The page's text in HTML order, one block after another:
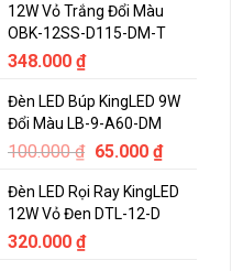
12W Vỏ Trắng Đổi Màu
OBK-12SS-D115-DM-T
348.000 ₫
Đèn LED Búp KingLED 9W
Đổi Màu LB-9-A60-DM
100.000₫ Original
was:
100.000 ₫.
65.000 ₫Current
is:
Đèn LED Rọi Ray KingLED
12W Vỏ Đen DTL-12-D
320.000 ₫